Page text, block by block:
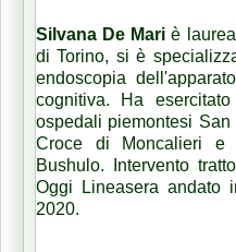
Silvana De Mari è
di Torino, si è
endoscopia
cognitiva. Ha
ospedali piemontesi
Croce di Moncalieri e
Bushulo. Intervento
Oggi Lineasera andato
2020.